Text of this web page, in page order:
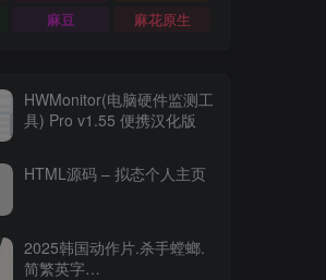
麻豆 麻花原生
HWMonitor(电脑硬件监测工
具) Pro v1.55 便携汉化版
HTML源码 – 拟态个人主页
2025韩国动作片.杀手螳螂.
简繁英字